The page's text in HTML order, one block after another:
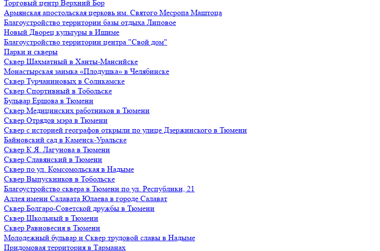
Торговый центр Верхний Бор
Армянская апостольская церковь им. Святого Месропа Маштоца
Благоустройство территории базы отдыха Липовое
Нoвый Двoрeц культуры в Ишимe
Благоустройство территории центра "Свой дом"
Парки и скверы
Сквер Шахматный в Ханты-Мансийске
Монастырская заимка «Плодушка» в Челябинске
Сквер Турчаниновых в Соликамске
Сквер Спортивный в Тобольске
Бульвар Ершова в Тюмени
Сквер Медицинских работников в Тюмени
Сквер Отрядов мэра в Тюмени
Сквер с историей географов открыли по улице Дзержинского в Тюмени
Байновский сад в Каменск-Уральске
Сквер К.Я. Лагунова в Тюмени
Сквер Славянский в Тюмени
Сквер по ул. Комсомольская в Надыме
Сквер Выпускников в Тобольске
Благоустройство сквера в Тюмени по ул. Республики, 21
Аллея имени Салавата Юлаева в городе Салават
Сквер Болгаро-Советской дружбы в Тюмени
Сквер Школьный в Тюмени
Сквер Равновесия в Тюмени
Молодежный бульвар и Сквер трудовой славы в Надыме
Придомовая территория в Тарманах